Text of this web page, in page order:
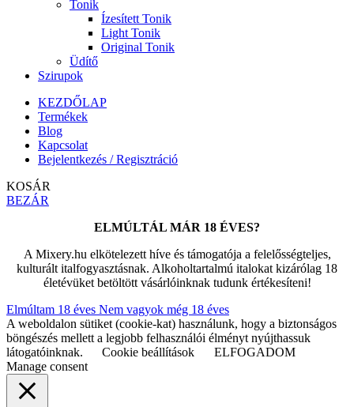
Tonik
Ízesített Tonik
Light Tonik
Original Tonik
Üdítő
Szirupok
KEZDŐLAP
Termékek
Blog
Kapcsolat
Bejelentkezés / Regisztráció
KOSÁR
BEZÁR
ELMÚLTÁL MÁR 18 ÉVES?
A Mixery.hu elkötelezett híve és támogatója a felelősségteljes,
kulturált italfogyasztásnak. Alkoholtartalmú italokat kizárólag 18
életévüket betöltött vásárlóinknak tudunk értékesíteni!
Elmúltam 18 éves Nem vagyok még 18 éves
A weboldalon sütiket (cookie-kat) használunk, hogy a biztonságos
böngészés mellett a legjobb felhasználói élményt nyújthassuk
látogatóinknak.
Cookie beállítások
ELFOGADOM
Manage consent